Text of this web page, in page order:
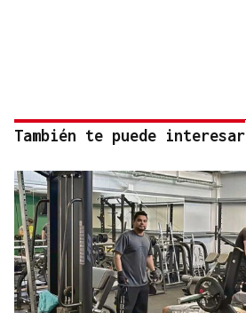
También te puede interesar